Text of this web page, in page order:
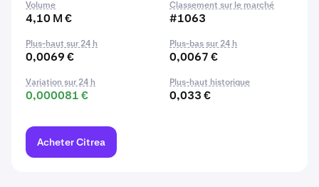
Volume
4,10 M €
Classement sur le marché
#1063
Plus-haut sur 24 h
0,0069 €
Plus-bas sur 24 h
0,0067 €
Variation sur 24 h
0,000081 €
Plus-haut historique
0,033 €
Acheter Citrea